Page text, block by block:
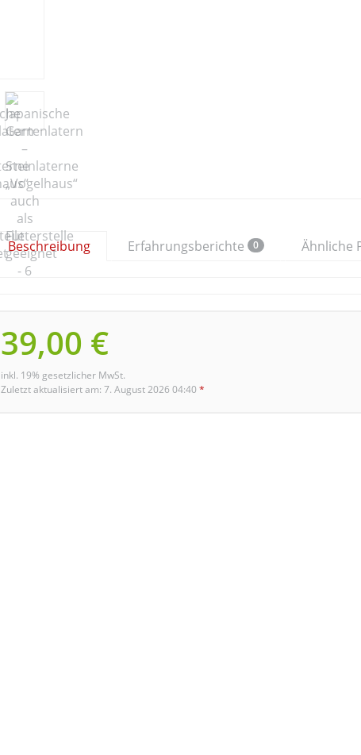
Beschreibung Erfahrungsberichte 0 Ähnliche
39,00 €
inkl. 19% gesetzlicher MwSt.
Zuletzt aktualisiert am: 7. August 2026 04:40*